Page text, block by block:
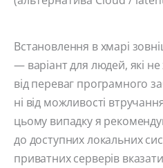
Встановлення в хмарі
— варіант для людей, які не
від переваг програмного
ні від можливості
цьому випадку я
до доступних локальних
приватних серверів